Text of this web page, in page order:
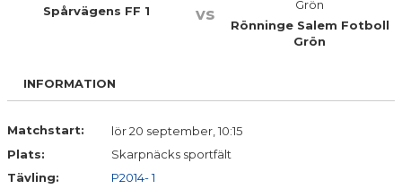
BILDGALLERI
KONTAKT
Spårvägens FF 1 vs
Rönninge Salem Fotboll
Grön
INFORMATION
Matchstart:
lör 20 september, 10:15
Plats:
Skarpnäcks sportfält
Tävling:
P2014- 1